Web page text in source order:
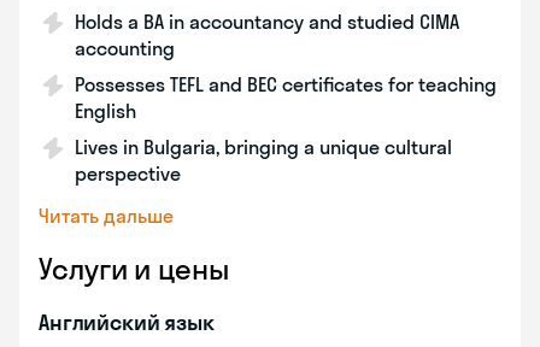
Holds a BA in accountancy and studied CIMA
accounting
Possesses TEFL and BEC certificates for teaching
English
Lives in Bulgaria, bringing a unique cultural
perspective
Читать дальше
Услуги и цены
Английский язык